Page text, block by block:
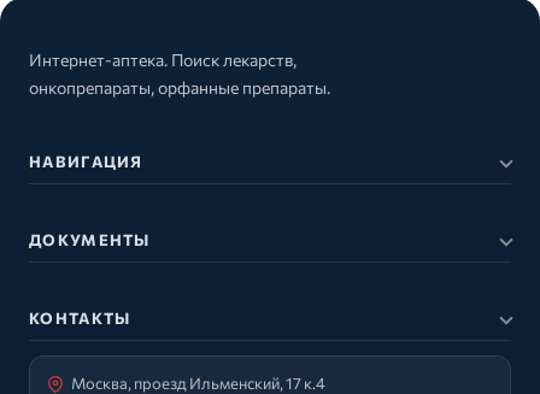
Интернет-аптека. Поиск лекарств,
онкопрепараты, орфанные препараты.
НАВИГАЦИЯ
ДОКУМЕНТЫ
КОНТАКТЫ
Москва, проезд Ильменский, 17 к.4